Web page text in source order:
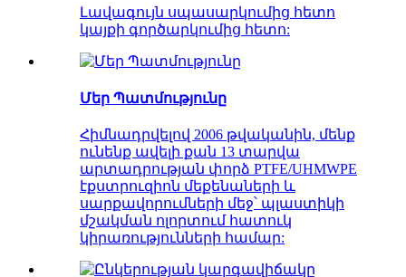
Լավագույն սպասարկումից հետո
կայքի գործարկումից հետո:
Մեր Պատմությունը
Հիմնադրվելով 2006 թվականին, մենք
ունենք ավելի քան 13 տարվա
արտադրության փորձ PTFE/UHMWPE
էքստրուզիոն մեքենաների և
սարքավորումների մեջ՝ պլաստիկի
մշակման ոլորտում հատուկ
կիրառությունների համար: